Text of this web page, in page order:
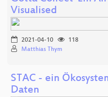
Visualised
2021-04-10
118
Matthias Thym
STAC - ein
Daten